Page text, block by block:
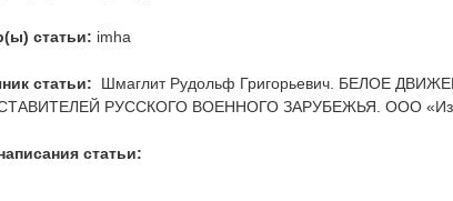
статьи: imha
статьи:
Шмаглит Рудольф Григорьевич. БЕЛОЕ
РУССКОГО ВОЕННОГО ЗАРУБЕЖЬЯ. ООО
статьи: